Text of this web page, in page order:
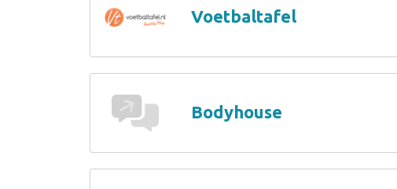
Voetbaltafel
Bodyhouse